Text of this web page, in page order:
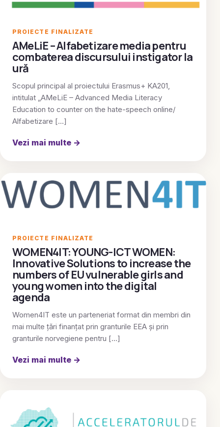
PROIECTE FINALIZATE
AMeLiE – Alfabetizare media pentru
combaterea discursului instigator la
ură
Scopul principal al proiectului Erasmus+ KA201,
intitulat „AMeLiE – Advanced Media Literacy
Education to counter on the hate-speech online/
Alfabetizare […]
Vezi mai multe →
PROIECTE FINALIZATE
WOMEN4IT: YOUNG-ICT WOMEN:
Innovative Solutions to increase the
numbers of EU vulnerable girls and
young women into the digital
agenda
Women4IT este un parteneriat format din membri din
mai multe țări finanțat prin granturile EEA și prin
granturile norvegiene pentru […]
Vezi mai multe →